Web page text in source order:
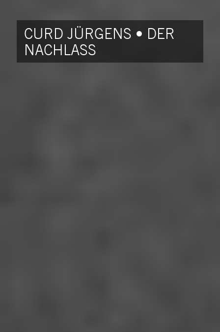
CURD JÜRGENS • DER
NACHLASS